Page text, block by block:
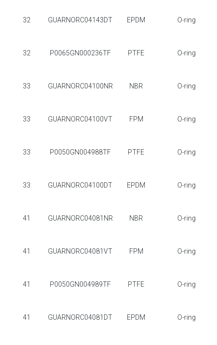
32 GUARNORC04143DT EPDM O-ring
32 P0065GN000236TF PTFE O-ring
33 GUARNORC04100NR NBR O-ring
33 GUARNORC04100VT FPM O-ring
33 P0050GN004988TF PTFE O-ring
33 GUARNORC04100DT EPDM O-ring
41 GUARNORC04081NR NBR O-ring
41 GUARNORC04081VT FPM O-ring
41 P0050GN004989TF PTFE O-ring
41 GUARNORC04081DT EPDM O-ring